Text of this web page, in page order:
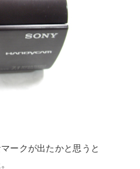
ークが出たかと思うと